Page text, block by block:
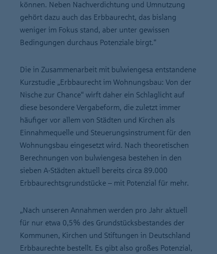
können. Neben Nachverdichtung und Umnutzung
gehört dazu auch das Erbbaurecht, das bislang
weniger im Fokus stand, aber unter gewissen
Bedingungen durchaus Potenziale birgt.“
Die in Zusammenarbeit mit bulwiengesa entstandene
Kurzstudie „Erbbaurecht im Wohnungsbau: Von der
Nische zur Chance“ wirft daher ein Schlaglicht auf
diese besondere Vergabeform, die zuletzt immer
häufiger vor allem von Städten und Kirchen als
Einnahmequelle und Steuerungsinstrument für den
Wohnungsbau eingesetzt wird. Nach theoretischen
Berechnungen von bulwiengesa bestehen in den
sieben A-Städten aktuell bereits circa 89.000
Erbbaurechtsgrundstücke – mit Potenzial für mehr.
„Nach unseren Annahmen werden pro Jahr aktuell
für nur etwa 0,5% des Grundstücksbestandes der
Kommunen, Kirchen und Stiftungen in Deutschland
Erbbaurechte bestellt. Es gibt also großes Potenzial,